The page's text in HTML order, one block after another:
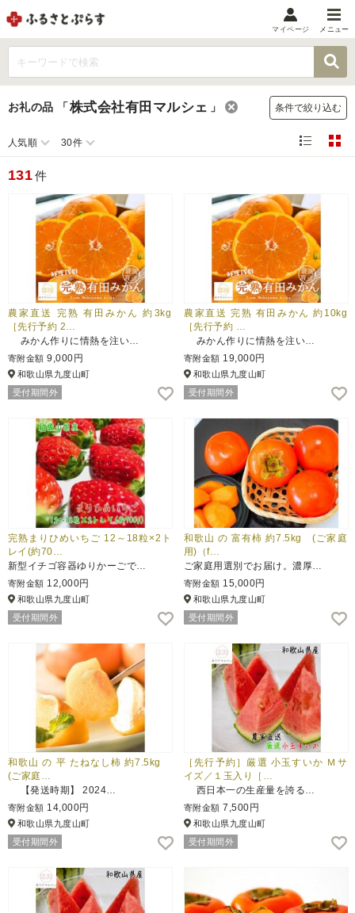
メニュー
マイメニュー
マイページ
メニュー
お礼の品から探す
お礼の品をカテゴリや金額で絞り込み
自治体から探す
ランキング
特集・おすすめ
ふるさと納税とは
控除額シミュレータ Q&A
マイページ
お礼の品 「株式会社有田マルシェ 」 条件で絞り込む
人気順 30件
131件
農家直送 完熟 有田みかん 約3kg
［先行予約 2…
みかん作りに情熱を注い…
寄附金額 9,000円
和歌山県九度山町
受付期間外
農家直送 完熟 有田みかん 約10kg
［先行予約 …
みかん作りに情熱を注い…
寄附金額 19,000円
和歌山県九度山町
受付期間外
完熟まりひめいちご 12～18粒×2ト
レイ(約70…
新型イチゴ容器ゆりかーごで…
寄附金額 12,000円
和歌山県九度山町
受付期間外
和歌山 の 富有柿 約7.5kg (ご家庭
用)（f…
ご家庭用選別でお届け。濃厚…
寄附金額 15,000円
和歌山県九度山町
受付期間外
和歌山 の 平 たねなし柿 約7.5kg
(ご家庭…
【発送時期】 2024…
寄附金額 14,000円
和歌山県九度山町
受付期間外
［先行予約］厳選 小玉すいか Ｍサ
イズ／１玉入り［…
西日本一の生産量を誇る…
寄附金額 7,500円
和歌山県九度山町
受付期間外